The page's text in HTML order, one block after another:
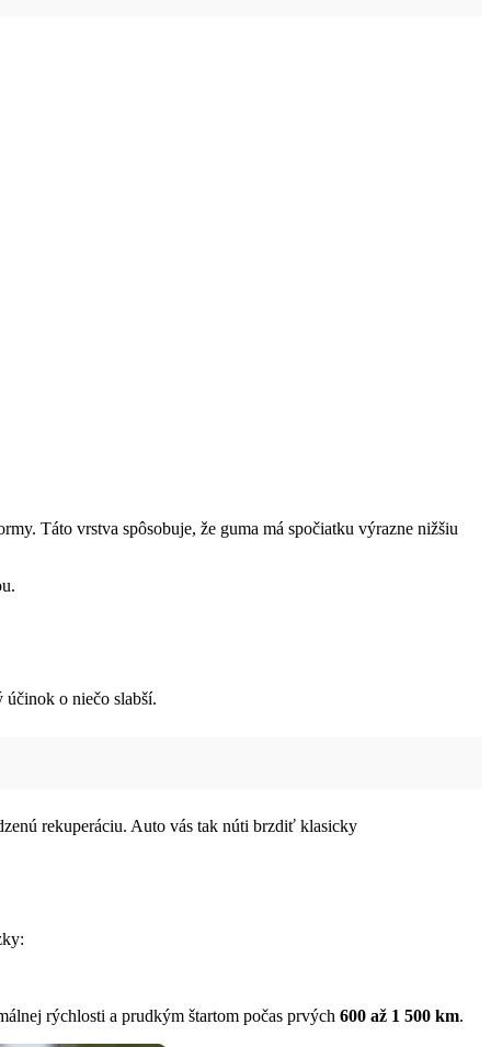
Táto vrstva spôsobuje, že guma má spočiatku výrazne nižšiu
o niečo slabší.
rekuperáciu. Auto vás tak núti brzdiť klasicky
rýchlosti a prudkým štartom počas prvých 600 až 1 500 km.